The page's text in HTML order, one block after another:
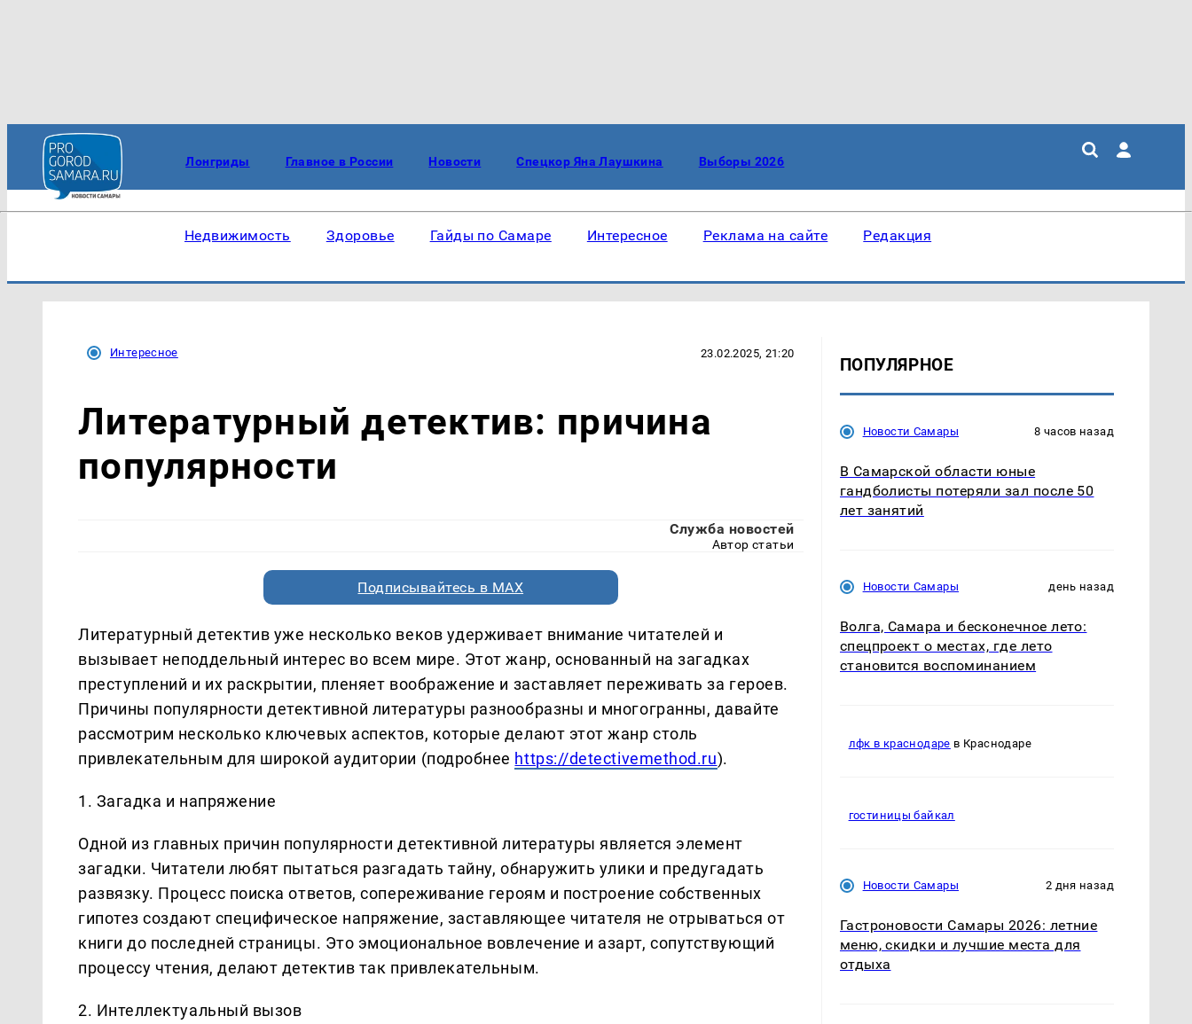
Лонгриды Главное в России Новости Спецкор Яна Лаушкина Выборы 2026
Недвижимость Здоровье Гайды по Самаре Интересное Реклама на сайте Редакция
Интересное 23.02.2025, 21:20
Литературный детектив: причина
популярности
Служба новостей
Автор статьи
Подписывайтесь в MAX
Литературный детектив уже несколько веков удерживает внимание читателей и
вызывает неподдельный интерес во всем мире. Этот жанр, основанный на загадках
преступлений и их раскрытии, пленяет воображение и заставляет переживать за героев.
Причины популярности детективной литературы разнообразны и многогранны, давайте
рассмотрим несколько ключевых аспектов, которые делают этот жанр столь
привлекательным для широкой аудитории (подробнее https://detectivemethod.ru).
1. Загадка и напряжение
Одной из главных причин популярности детективной литературы является элемент
загадки. Читатели любят пытаться разгадать тайну, обнаружить улики и предугадать
развязку. Процесс поиска ответов, сопереживание героям и построение собственных
гипотез создают специфическое напряжение, заставляющее читателя не отрываться от
книги до последней страницы. Это эмоциональное вовлечение и азарт, сопутствующий
процессу чтения, делают детектив так привлекательным.
2. Интеллектуальный вызов
ПОПУЛЯРНОЕ
Новости Самары 8 часов назад
В Самарской области юные
гандболисты потеряли зал после 50
лет занятий
Новости Самары день назад
Волга, Самара и бесконечное лето:
спецпроект о местах, где лето
становится воспоминанием
лфк в краснодаре в Краснодаре
гостиницы байкал
Новости Самары 2 дня назад
Гастроновости Самары 2026: летние
меню, скидки и лучшие места для
отдыха